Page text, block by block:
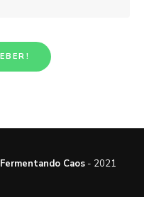
Fermentando Caos - 2021